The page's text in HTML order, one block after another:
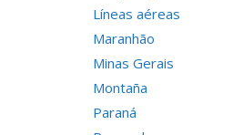
Líneas aéreas
Maranhão
Minas Gerais
Montaña
Paraná